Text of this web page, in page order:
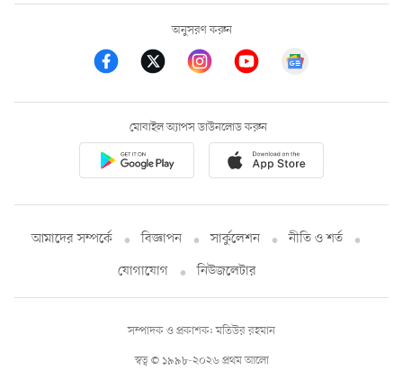
অনুসরণ করুন
মোবাইল অ্যাপস ডাউনলোড করুন
আমাদের সম্পর্কে বিজ্ঞাপন সার্কুলেশন
নীতি ও শর্ত
যোগাযোগ
নিউজলেটার
স্বত্ব © ১৯৯৮-২০২৬ প্রথম আলো
সম্পাদক ও প্রকাশক: মতিউর রহমান